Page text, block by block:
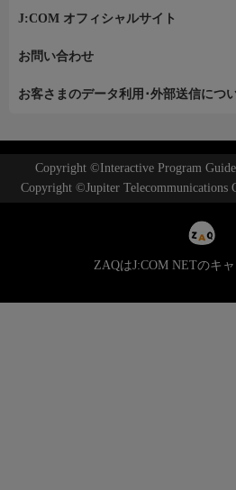
J:COM オフィシャルサイト
お問い合わせ
お客さまのデータ利用･外部送信につ
Copyright ©Interactive Program
Copyright ©Jupiter Telecommunications
ZAQはJ:COM NETのキ